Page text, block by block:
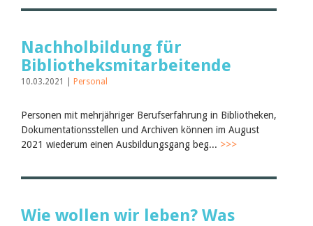
Nachholbildung für
Bibliotheksmitarbeitende
10.03.2021 | Personal
Personen mit mehrjähriger Berufserfahrung in Bibliotheken,
Dokumentationsstellen und Archiven können im August
2021 wiederum einen Ausbildungsgang beg... >>>
Wie wollen wir leben? Was